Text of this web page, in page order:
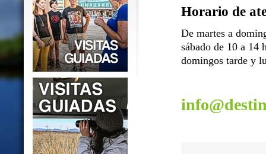
Horario de
De martes a
sábado de 10 a 14
domingos tarde y